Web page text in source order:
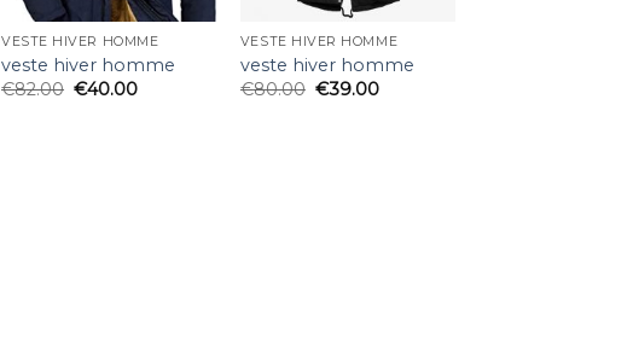
VESTE HIVER HOMME
veste hiver homme
€82.00 €40.00
VESTE HIVER HOMME
veste hiver homme
€80.00 €39.00